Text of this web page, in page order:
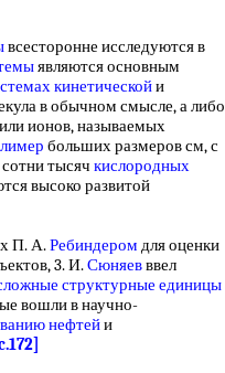
всесторонне исследуются в
являются основным
кинетическойи
в обычном смысле, а либо
ионов, называемых
больших размеров см, с
тысяч кислородных
высоко развитой
П. А.Ребиндером для оценки
3. И.Сюняевввел
структурные единицы
вошли в научно-
нефтейи